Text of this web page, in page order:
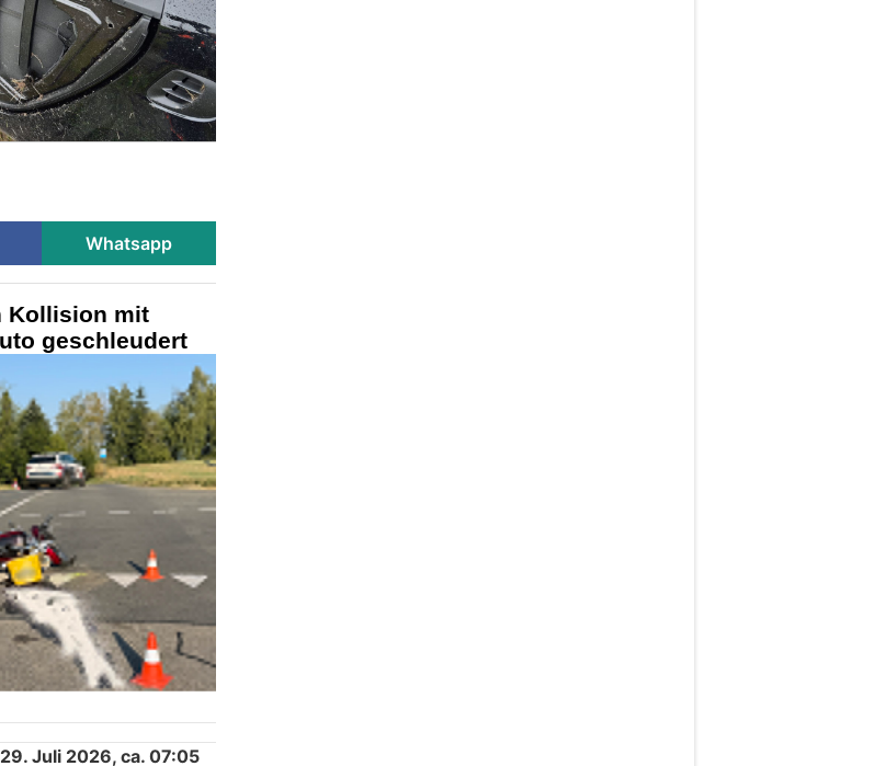
Whatsapp
Kollision mit
geschleudert
Juli 2026, ca. 07:05